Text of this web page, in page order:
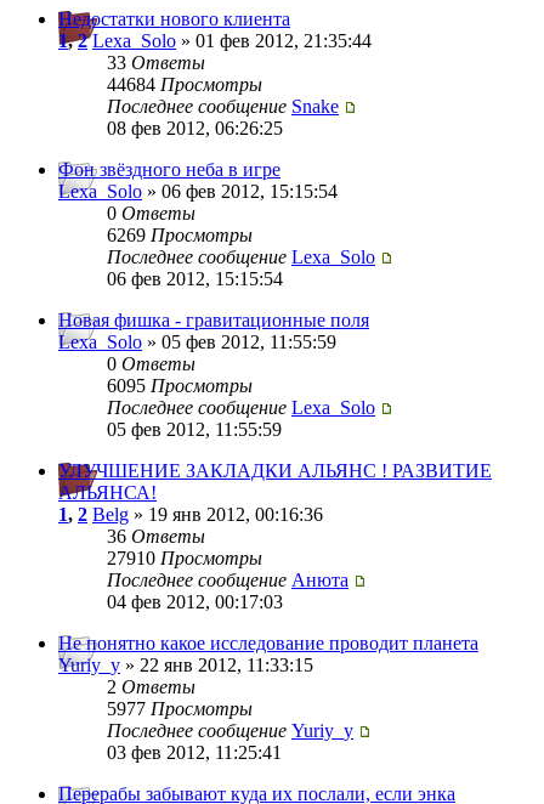
Недостатки нового клиента
1,2 Lexa_Solo » 01 фев 2012, 21:35:44
33 Ответы
44684 Просмотры
Последнее сообщение Snake
08 фев 2012, 06:26:25
Фон звёздного неба в игре
Lexa_Solo » 06 фев 2012, 15:15:54
0 Ответы
6269 Просмотры
Последнее сообщение Lexa_Solo
06 фев 2012, 15:15:54
Новая фишка - гравитационные поля
Lexa_Solo » 05 фев 2012, 11:55:59
0 Ответы
6095 Просмотры
Последнее сообщение Lexa_Solo
05 фев 2012, 11:55:59
УЛУЧШЕНИЕ ЗАКЛАДКИ АЛЬЯНС ! РАЗВИТИЕ
АЛЬЯНСА!
1, 2 Belg » 19 янв 2012, 00:16:36
36 Ответы
27910 Просмотры
Последнее сообщение Анюта
04 фев 2012, 00:17:03
Не понятно какое исследование проводит планета
Yuriy_y » 22 янв 2012, 11:33:15
2 Ответы
5977 Просмотры
Последнее сообщение Yuriy_y
03 фев 2012, 11:25:41
Перерабы забывают куда их послали, если энка